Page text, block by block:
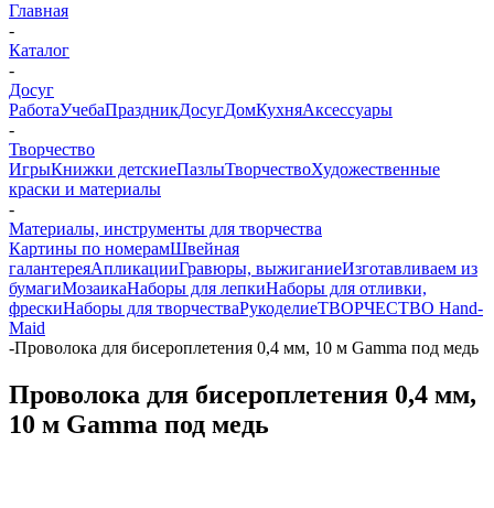
Главная
-
Каталог
-
Досуг
РаботаУчебаПраздникДосугДомКухняАксессуары
-
Творчество
ИгрыКнижки детскиеПазлыТворчествоХудожественные
краски и материалы
-
Материалы, инструменты для творчества
Картины по номерамШвейная
галантереяАпликацииГравюры, выжиганиеИзготавливаем из
бумагиМозаикаНаборы для лепкиНаборы для отливки,
фрескиНаборы для творчестваРукоделиеТВОРЧЕСТВО Hand-
Maid
-Проволока для бисероплетения 0,4 мм, 10 м Gamma под медь
Проволока для бисероплетения 0,4 мм,
10 м Gamma под медь